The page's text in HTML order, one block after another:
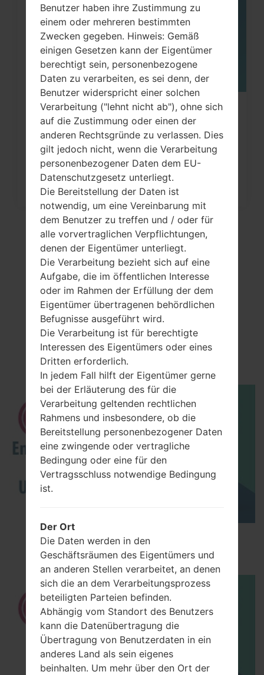
Wie kann man die
Werkseinstellungen durch Code au
LG...
Video
LGGS108(LGGS108)
How to Enable Developer Options & USB
Debugging on LG ?
Benutzer haben ihre Zustimmung zu
einem oder mehreren bestimmten
Zwecken gegeben. Hinweis: Gemäß
einigen Gesetzen kann der Eigentümer
berechtigt sein, personenbezogene
Daten zu verarbeiten, es sei denn, der
Benutzer widerspricht einer solchen
Verarbeitung ("lehnt nicht ab"), ohne sich
auf die Zustimmung oder einen der
anderen Rechtsgründe zu verlassen. Dies
gilt jedoch nicht, wenn die Verarbeitung
personenbezogener Daten dem EU-
Datenschutzgesetz unterliegt.
Die Bereitstellung der Daten ist
notwendig, um eine Vereinbarung mit
dem Benutzer zu treffen und / oder für
alle vorvertraglichen Verpflichtungen,
denen der Eigentümer unterliegt.
Die Verarbeitung bezieht sich auf eine
Aufgabe, die im öffentlichen Interesse
oder im Rahmen der Erfüllung der dem
Eigentümer übertragenen behördlichen
Befugnisse ausgeführt wird.
Die Verarbeitung ist für berechtigte
Interessen des Eigentümers oder eines
Dritten erforderlich.
In jedem Fall hilft der Eigentümer gerne
bei der Erläuterung des für die
Verarbeitung geltenden rechtlichen
Rahmens und insbesondere, ob die
Bereitstellung personenbezogener Daten
eine zwingende oder vertragliche
Bedingung oder eine für den
Vertragsschluss notwendige Bedingung
ist.
Der Ort
Die Daten werden in den
Geschäftsräumen des Eigentümers und
an anderen Stellen verarbeitet, an denen
sich die an dem Verarbeitungsprozess
beteiligten Parteien befinden.
Abhängig vom Standort des Benutzers
kann die Datenübertragung die
Übertragung von Benutzerdaten in ein
anderes Land als sein eigenes
beinhalten. Um mehr über den Ort der